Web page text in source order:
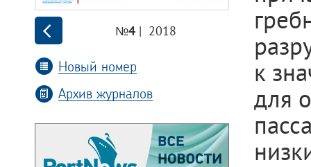
№4 | 2018
Новый номер
Архив журналов
к
для